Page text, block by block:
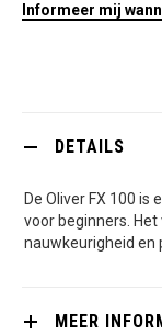
Informeer mij
DETAILS
De Oliver FX 100
voor beginners.
nauwkeurigheid en
MEER